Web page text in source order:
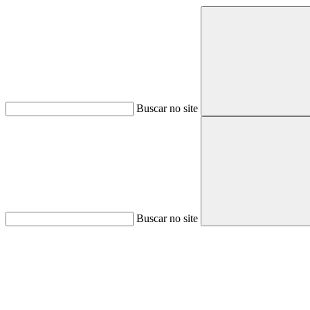
Buscar no site
Buscar no site